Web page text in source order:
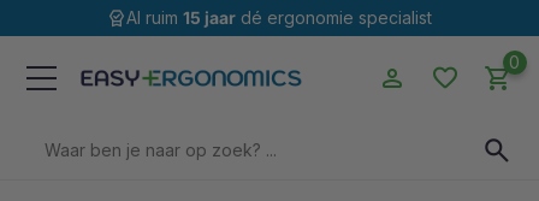
editor_choiceAl ruim 15 jaar dé ergonomie specialist
search
person favorite 0
shopping_cart